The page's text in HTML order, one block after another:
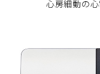
心房細動の